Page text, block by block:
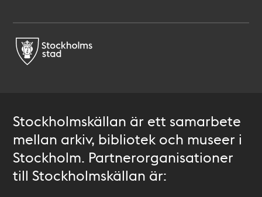
Stockholmskällan är ett samarbete
mellan arkiv, bibliotek och museer i
Stockholm. Partnerorganisationer
till Stockholmskällan är: